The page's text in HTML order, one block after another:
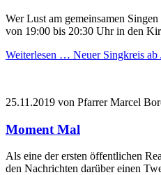
Wer Lust am gemeinsamen
von 19:00 bis 20:30 Uhr in den
Weiterlesen … Neuer Singkreis ab
25.11.2019 von Pfarrer Marcel
Moment Mal
Als eine der ersten öffentlichen
den Nachrichten darüber einen